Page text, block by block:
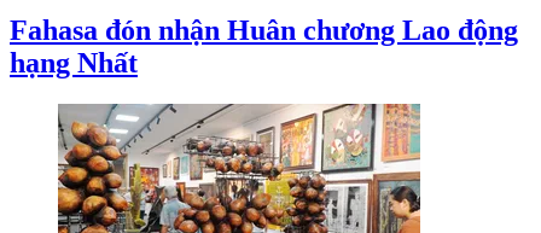
Fahasa đón nhận Huân chương Lao động
hạng Nhất